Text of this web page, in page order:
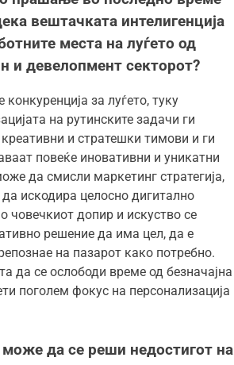
вештачката интелигенција
места на луѓето од
и девелопмент секторот?
за луѓето, туку
на рутинските задачи ги
и стратешки тимови и ги
повеќе иновативни и уникатни
да смисли маркетинг стратегија,
искодира целосно дигитално
човечкиот допир и искуство се
решение да има цел, да е
на пазарот како потребно.
да се ослободи време од безначајна
поголем фокус на персонализација
може да се реши недостигот на